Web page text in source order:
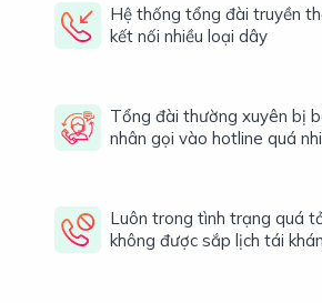
Hệ thống tổng đài truyền
kết nối nhiều loại dây
Tổng đài thường xuyên bị
nhân gọi vào hotline quá
Luôn trong tình trạng quá
không được sắp lịch tái